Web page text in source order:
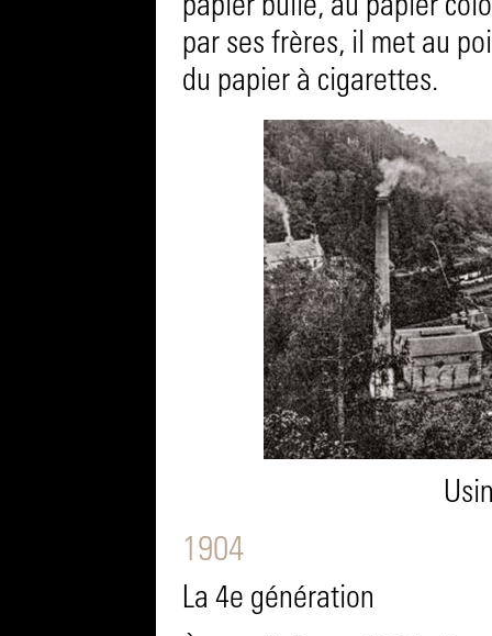
papier bulle, au papier
par ses frères, il met au
du papier à cigarettes.
1904
La 4e génération